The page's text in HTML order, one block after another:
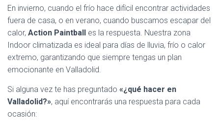
En invierno, cuando el frío hace difícil encontrar actividades
fuera de casa, o en verano, cuando buscamos escapar del
calor, Action Paintball es la respuesta. Nuestra zona
Indoor climatizada es ideal para días de lluvia, frío o calor
extremo, garantizando que siempre tengas un plan
emocionante en Valladolid.
Si alguna vez te has preguntado «¿qué hacer en
Valladolid?», aquí encontrarás una respuesta para cada
ocasión: